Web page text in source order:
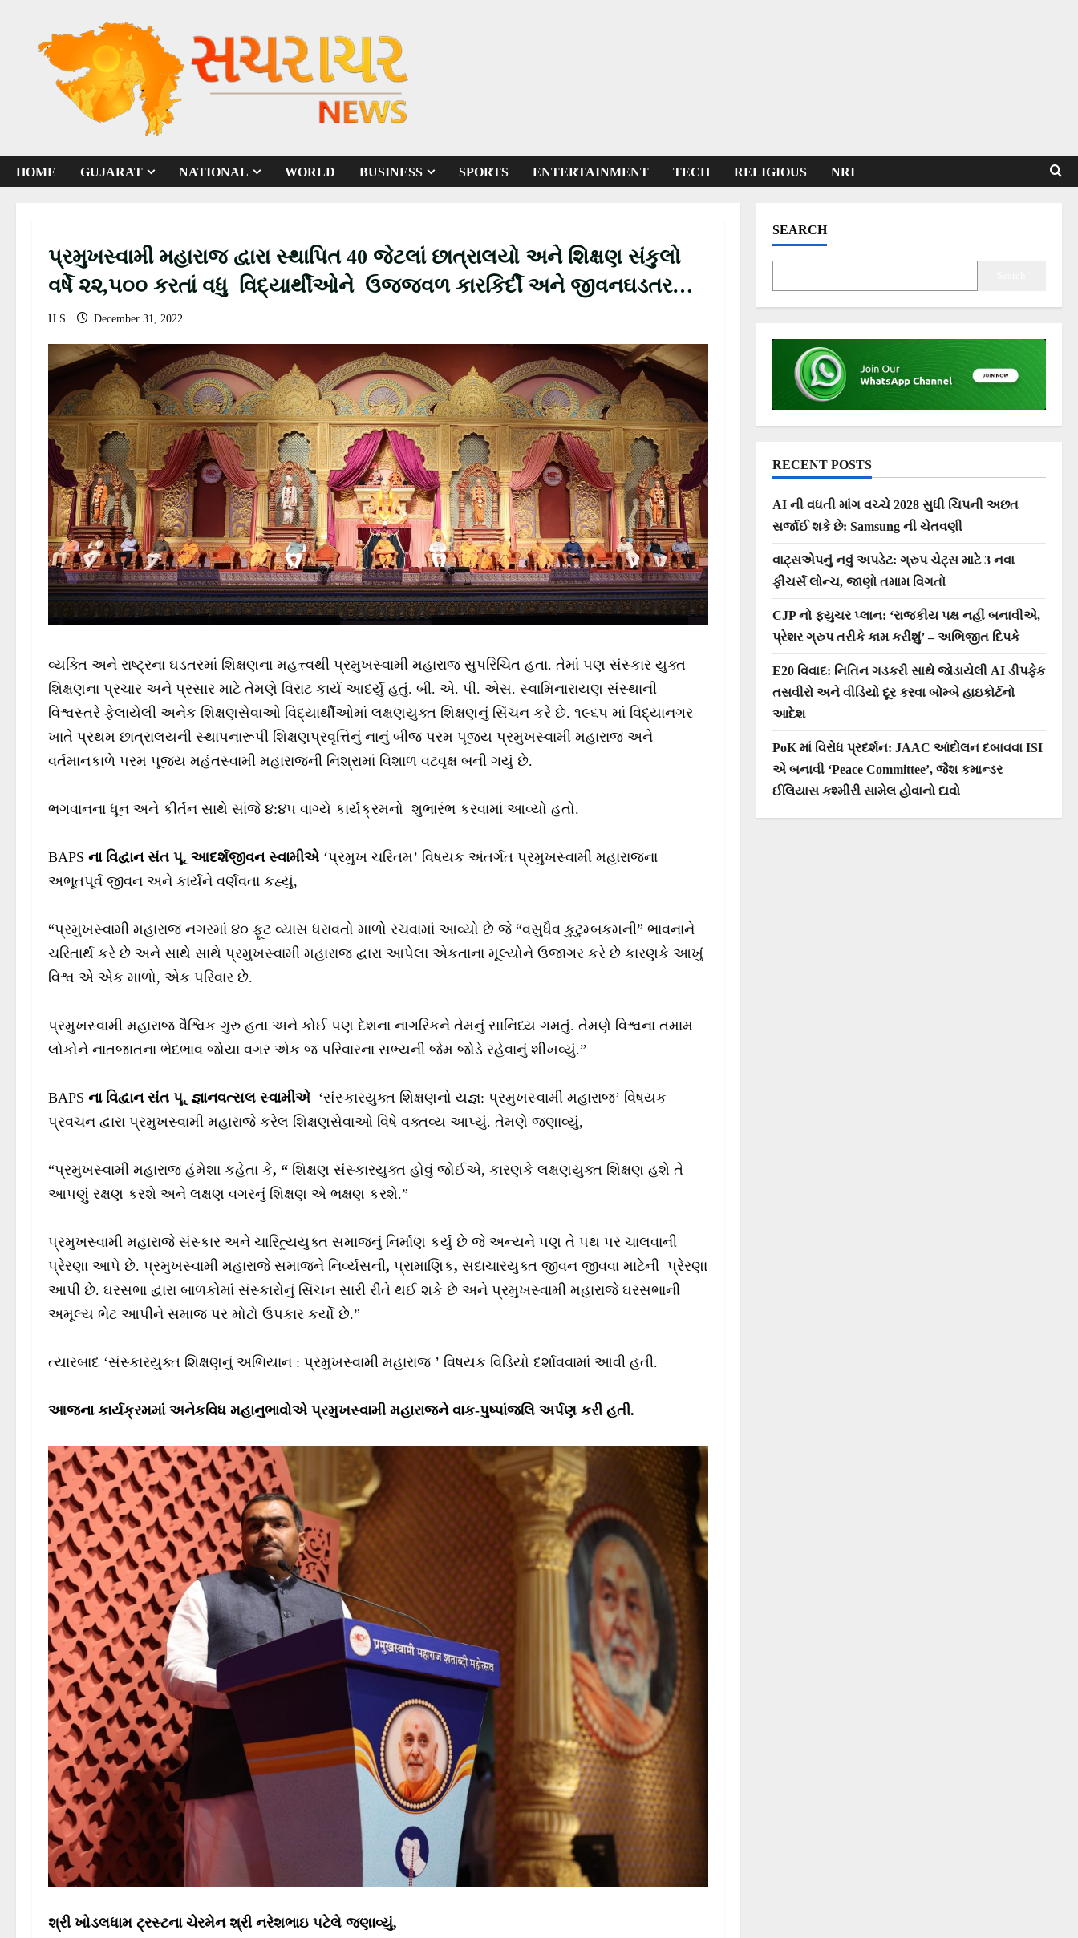
HOME GUJARAT NATIONAL WORLD BUSINESS SPORTS ENTERTAINMENT TECH RELIGIOUS NRI
પ્રમુખસ્વામી મહારાજ દ્વારા સ્થાપિત 40 જેટલાં છાત્રાલયો અને શિક્ષણ સંકુલો
વર્ષે ૨૨,૫૦૦ કરતાં વધુ વિદ્યાર્થીઓને ઉજ્જ્વળ કારકિર્દી અને જીવનઘડતરનો
માર્ગ ચીંધે
H S December 31, 2022
વ્યક્તિ અને રાષ્ટ્રના ઘડતરમાં શિક્ષણના મહત્ત્વથી પ્રમુખસ્વામી મહારાજ સુપરિચિત હતા. તેમાં પણ સંસ્કાર યુક્ત
શિક્ષણના પ્રચાર અને પ્રસાર માટે તેમણે વિરાટ કાર્ય આદર્યું હતું. બી. એ. પી. એસ. સ્વામિનારાયણ સંસ્થાની
વિશ્વસ્તરે ફેલાયેલી અનેક શિક્ષણસેવાઓ વિદ્યાર્થીઓમાં લક્ષણયુક્ત શિક્ષણનું સિંચન કરે છે. ૧૯૬૫ માં વિદ્યાનગર
ખાતે પ્રથમ છાત્રાલયની સ્થાપનારૂપી શિક્ષણપ્રવૃત્તિનું નાનું બીજ પરમ પૂજ્ય પ્રમુખસ્વામી મહારાજ અને
વર્તમાનકાળે પરમ પૂજ્ય મહંતસ્વામી મહારાજની નિશ્રામાં વિશાળ વટવૃક્ષ બની ગયું છે.
ભગવાનના ધૂન અને કીર્તન સાથે સાંજે ૪:૪૫ વાગ્યે કાર્યક્રમનો શુભારંભ કરવામાં આવ્યો હતો.
BAPS ના વિદ્વાન સંત પૂ. આદર્શજીવન સ્વામીએ ‘પ્રમુખ ચરિતમ’ વિષયક અંતર્ગત પ્રમુખસ્વામી મહારાજના
અભૂતપૂર્વ જીવન અને કાર્યને વર્ણવતા કહ્યું,
“પ્રમુખસ્વામી મહારાજ નગરમાં ૪૦ ફૂટ વ્યાસ ધરાવતો માળો રચવામાં આવ્યો છે જે “વસુધૈવ કુટુમ્બકમની” ભાવનાને
ચરિતાર્થ કરે છે અને સાથે સાથે પ્રમુખસ્વામી મહારાજ દ્વારા આપેલા એકતાના મૂલ્યોને ઉજાગર કરે છે કારણકે આખું
વિશ્વ એ એક માળો, એક પરિવાર છે.
પ્રમુખસ્વામી મહારાજ વૈશ્વિક ગુરુ હતા અને કોઈ પણ દેશના નાગરિકને તેમનું સાનિધ્ય ગમતું. તેમણે વિશ્વના તમામ
લોકોને નાતજાતના ભેદભાવ જોયા વગર એક જ પરિવારના સભ્યની જેમ જોડે રહેવાનું શીખવ્યું.”
BAPS ના વિદ્વાન સંત પૂ. જ્ઞાનવત્સલ સ્વામીએ ‘સંસ્કારયુક્ત શિક્ષણનો યજ્ઞ: પ્રમુખસ્વામી મહારાજ’ વિષયક
પ્રવચન દ્વારા પ્રમુખસ્વામી મહારાજે કરેલ શિક્ષણસેવાઓ વિષે વક્તવ્ય આપ્યું. તેમણે જણાવ્યું,
“પ્રમુખસ્વામી મહારાજ હંમેશા કહેતા કે, “ શિક્ષણ સંસ્કારયુક્ત હોવું જોઈએ, કારણકે લક્ષણયુક્ત શિક્ષણ હશે તે
આપણું રક્ષણ કરશે અને લક્ષણ વગરનું શિક્ષણ એ ભક્ષણ કરશે.”
પ્રમુખસ્વામી મહારાજે સંસ્કાર અને ચારિત્ર્યયુક્ત સમાજનું નિર્માણ કર્યું છે જે અન્યને પણ તે પથ પર ચાલવાની
પ્રેરણા આપે છે. પ્રમુખસ્વામી મહારાજે સમાજને નિર્વ્યસની, પ્રામાણિક, સદાચારયુક્ત જીવન જીવવા માટેની પ્રેરણા
આપી છે. ઘરસભા દ્વારા બાળકોમાં સંસ્કારોનું સિંચન સારી રીતે થઈ શકે છે અને પ્રમુખસ્વામી મહારાજે ઘરસભાની
અમૂલ્ય ભેટ આપીને સમાજ પર મોટો ઉપકાર કર્યો છે.”
ત્યારબાદ ‘સંસ્કારયુક્ત શિક્ષણનું અભિયાન : પ્રમુખસ્વામી મહારાજ ’ વિષયક વિડિયો દર્શાવવામાં આવી હતી.
આજના કાર્યક્રમમાં અનેકવિધ મહાનુભાવોએ પ્રમુખસ્વામી મહારાજને વાક-પુષ્પાંજલિ અર્પણ કરી હતી.
શ્રી ખોડલધામ ટ્રસ્ટના ચેરમેન શ્રી નરેશભાઇ પટેલે જણાવ્યું,
SEARCH
RECENT POSTS
AI ની વધતી માંગ વચ્ચે 2028 સુધી ચિપની અછત
સર્જાઈ શકે છે: Samsung ની ચેતવણી
વાટ્સએપનું નવું અપડેટ: ગ્રુપ ચેટ્સ માટે 3 નવા
ફીચર્સ લોન્ચ, જાણો તમામ વિગતો
CJP નો ફ્યુચર પ્લાન: ‘રાજકીય પક્ષ નહીં બનાવીએ,
પ્રેશર ગ્રુપ તરીકે કામ કરીશું’ – અભિજીત દિપકે
E20 વિવાદ: નિતિન ગડકરી સાથે જોડાયેલી AI ડીપફેક
તસવીરો અને વીડિયો દૂર કરવા બોમ્બે હાઇકોર્ટનો
આદેશ
PoK માં વિરોધ પ્રદર્શન: JAAC આંદોલન દબાવવા ISI
એ બનાવી ‘Peace Committee’, જૈશ કમાન્ડર
ઈલિયાસ કશ્મીરી સામેલ હોવાનો દાવો